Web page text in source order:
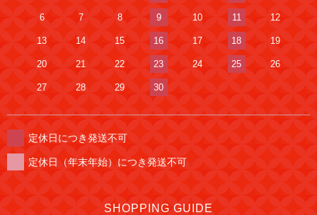
6 7 8 9 10 11 12
13 14 15 16 17 18 19
20 21 22 23 24 25 26
27 28 29 30
定休日につき発送不可
定休日（年末年始）につき発送不可
SHOPPING GUIDE